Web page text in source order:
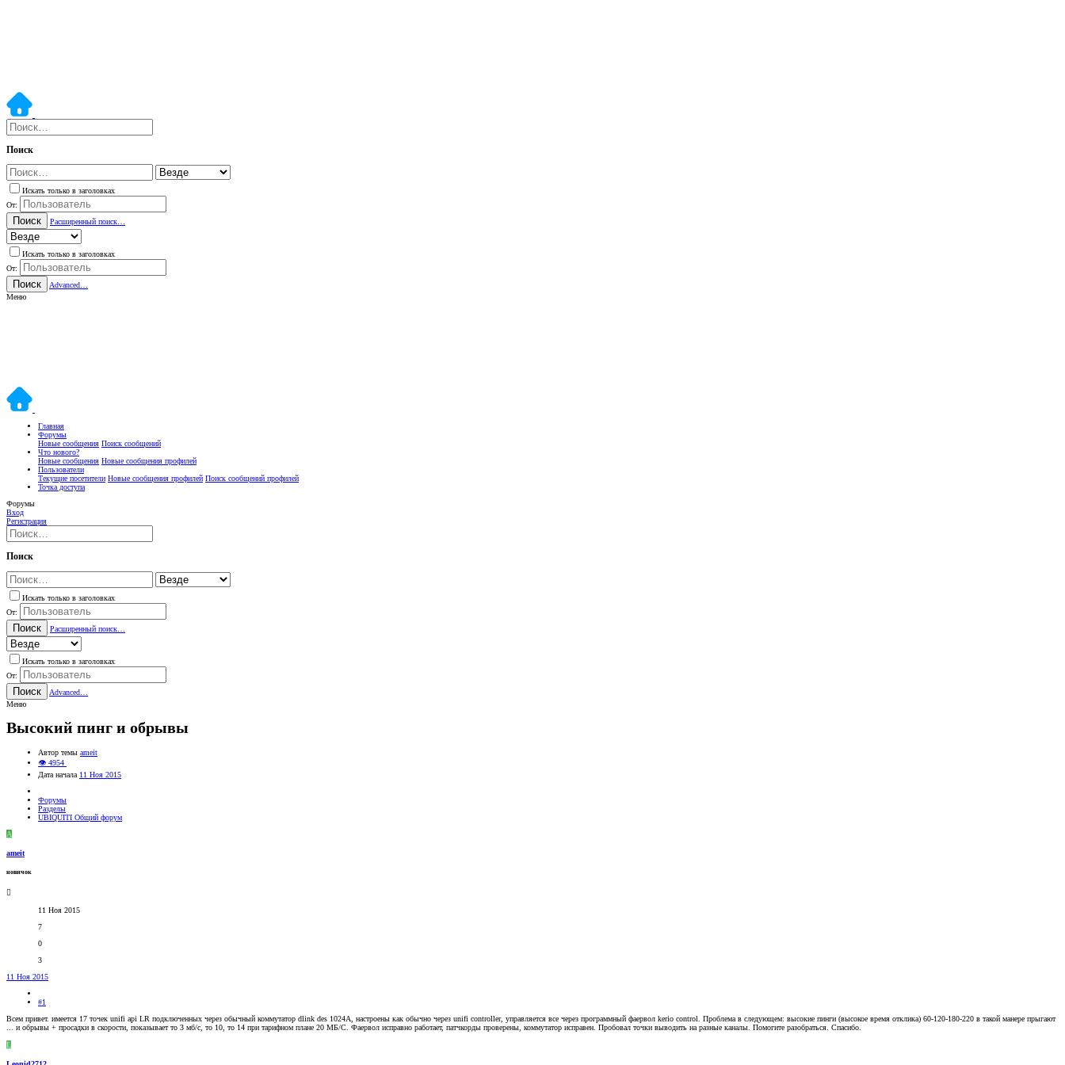
Поиск
Искать только в заголовках
От:
Поиск Расширенный поиск…
Искать только в заголовках
От:
Поиск
Advanced…
Меню
Главная
Форумы
Новые сообщения Поиск сообщений
Что нового?
Новые сообщения Новые сообщения профилей
Пользователи
Текущие посетители Новые сообщения профилей Поиск сообщений профилей
Точка доступа
Форумы
Вход
Регистрация
Поиск
Искать только в заголовках
От:
Поиск Расширенный поиск…
Искать только в заголовках
От:
Поиск
Advanced…
Меню
Высокий пинг и обрывы
Автор темы ameit
👁 4954
Дата начала 11 Ноя 2015
Форумы
Разделы
UBIQUITI Общий форум
A
ameit
новичок
11 Ноя 2015
7
0
3
11 Ноя 2015
#1
Всем привет. имеется 17 точек unifi api LR подключенных через обычный коммутатор dlink des 1024A, настроены как обычно через unifi controller, управляется все через программный фаервол kerio control. Проблема в следующем: высокие пинги (высокое время отклика) 60-120-180-220 в такой манере прыгают
... и обрывы + просадки в скорости, показывает то 3 мб/c, то 10, то 14 при тарифном плане 20 МБ/С. Фаервол исправно работает, патчкорды проверены, коммутатор исправен. Пробовал точки выводить на разные каналы. Помогите разобраться. Спасибо.
L